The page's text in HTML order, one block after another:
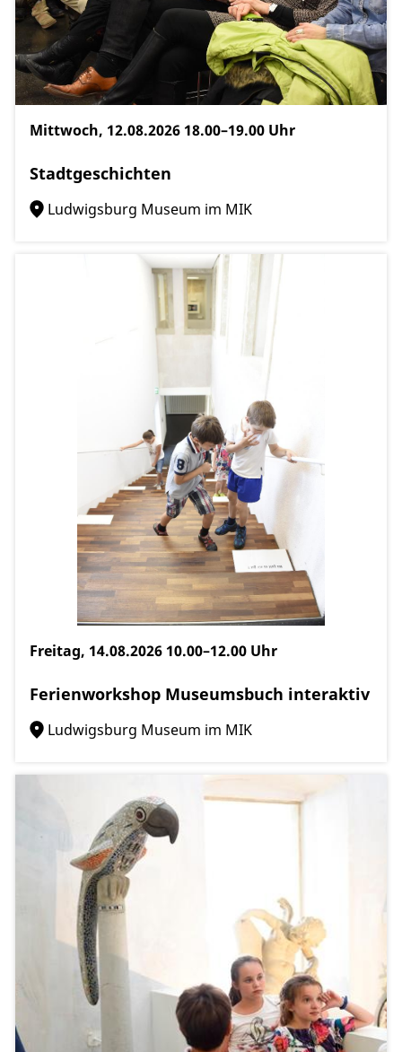
Mittwoch, 12.08.2026 18.00–19.00 Uhr
Stadtgeschichten
Ludwigsburg Museum im MIK
Freitag, 14.08.2026 10.00–12.00 Uhr
Ferienworkshop Museumsbuch interaktiv
Ludwigsburg Museum im MIK